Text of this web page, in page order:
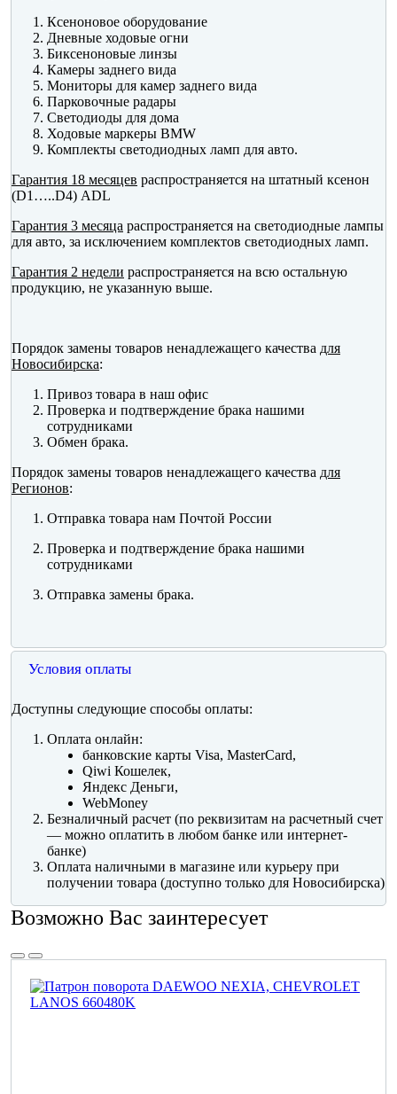
Ксеноновое оборудование
Дневные ходовые огни
Биксеноновые линзы
Камеры заднего вида
Мониторы для камер заднего вида
Парковочные радары
Светодиоды для дома
Ходовые маркеры BMW
Комплекты светодиодных ламп для авто.
Гарантия 18 месяцев распространяется на штатный ксенон
(D1…..D4) ADL
Гарантия 3 месяца распространяется на светодиодные лампы
для авто, за исключением комплектов светодиодных ламп.
Гарантия 2 недели распространяется на всю остальную
продукцию, не указанную выше.
Порядок замены товаров ненадлежащего качества для
Новосибирска:
Привоз товара в наш офис
Проверка и подтверждение брака нашими
сотрудниками
Обмен брака.
Порядок замены товаров ненадлежащего качества для
Регионов:
Отправка товара нам Почтой России
Проверка и подтверждение брака нашими
сотрудниками
Отправка замены брака.
Условия оплаты
Доступны следующие способы оплаты:
Оплата онлайн:
банковские карты Visa, MasterCard,
Qiwi Кошелек,
Яндекс Деньги,
WebMoney
Безналичный расчет (по реквизитам на расчетный счет
— можно оплатить в любом банке или интернет-
банке)
Оплата наличными в магазине или курьеру при
получении товара (доступно только для Новосибирска)
Возможно Вас заинтересует